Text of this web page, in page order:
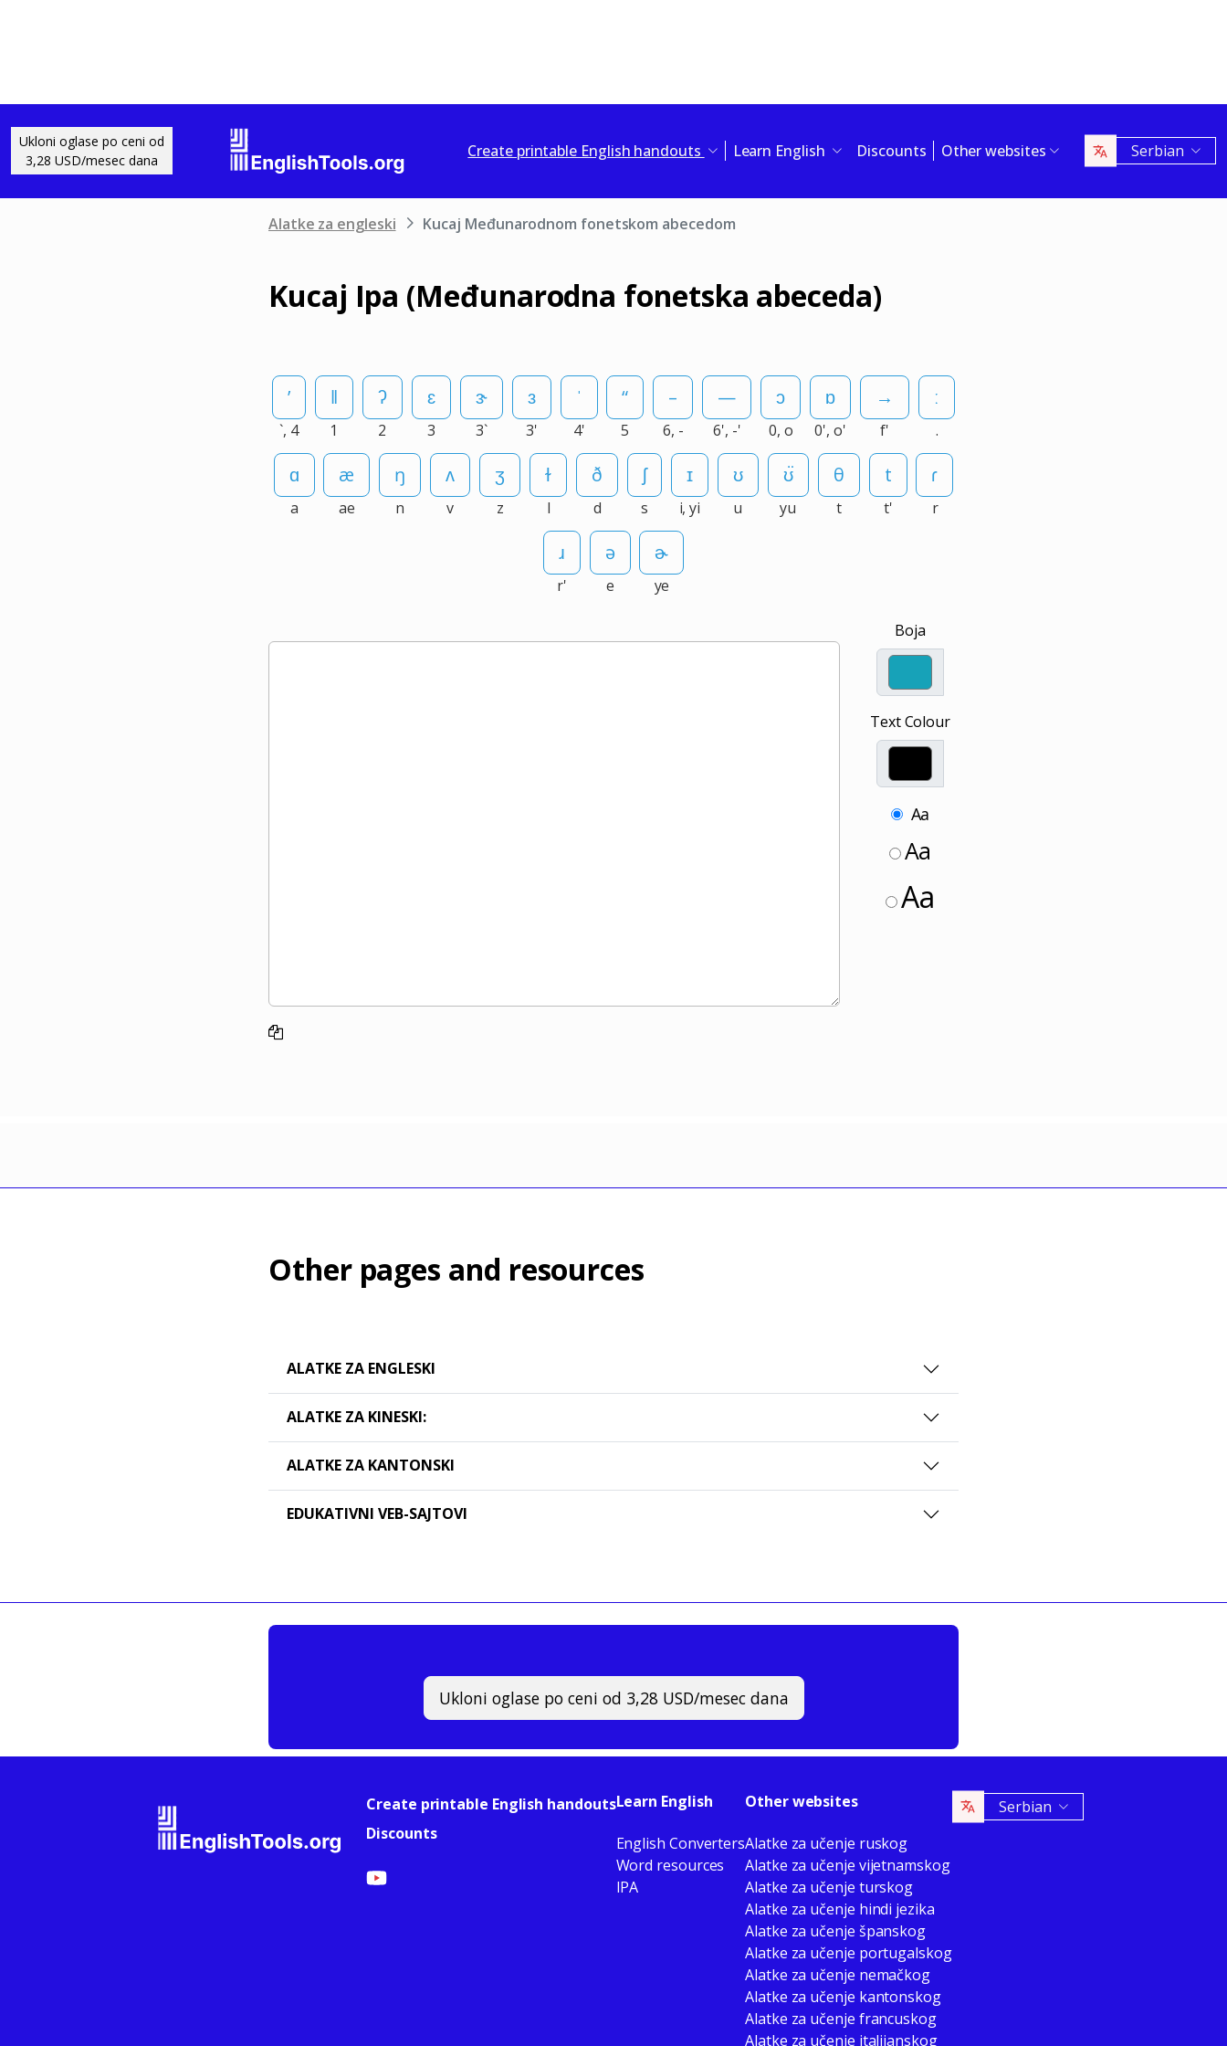
Ukloni oglase po ceni od
3,28 USD/mesec dana
Create printable English handouts Learn English Discounts Other websites Serbian
Alatke za engleski Kucaj Međunarodnom fonetskom abecedom
Kucaj Ipa (Međunarodna fonetska abeceda)
`, 4 1 2 3 3` 3' 4' 5 6, - 6', -' 0, o 0', o' f' .
a ae n v z l d s i, yi u yu t t' r
r' e ye
Boja
Text Colour
Aa
Aa
Aa
Other pages and resources
ALATKE ZA ENGLESKI
ALATKE ZA KINESKI:
ALATKE ZA KANTONSKI
EDUKATIVNI VEB-SAJTOVI
Ukloni oglase po ceni od 3,28 USD/mesec dana
Create printable English handouts
Discounts
Learn English
English Converters
Word resources
IPA
Other websites
Alatke za učenje ruskog
Alatke za učenje vijetnamskog
Alatke za učenje turskog
Alatke za učenje hindi jezika
Alatke za učenje španskog
Alatke za učenje portugalskog
Alatke za učenje nemačkog
Alatke za učenje kantonskog
Alatke za učenje francuskog
Alatke za učenje italijanskog
Serbian